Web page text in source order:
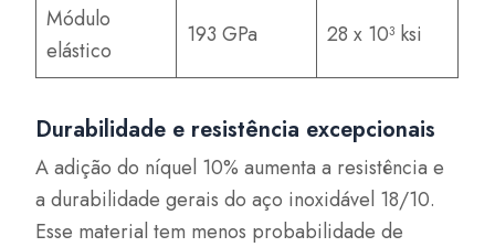
Módulo
elástico
193 GPa 28 x 10³ ksi
Durabilidade e resistência excepcionais
A adição do níquel 10% aumenta a resistência e
a durabilidade gerais do aço inoxidável 18/10.
Esse material tem menos probabilidade de